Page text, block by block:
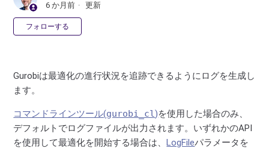
6 か月前 更新
フォローする
Gurobiは最適化の進行状況を追跡できるようにログを生成し
ます。
コマンドラインツール(gurobi_cl)を使用した場合のみ、
デフォルトでログファイルが出力されます。いずれかのAPI
を使用して最適化を開始する場合は、 LogFileパラメータを